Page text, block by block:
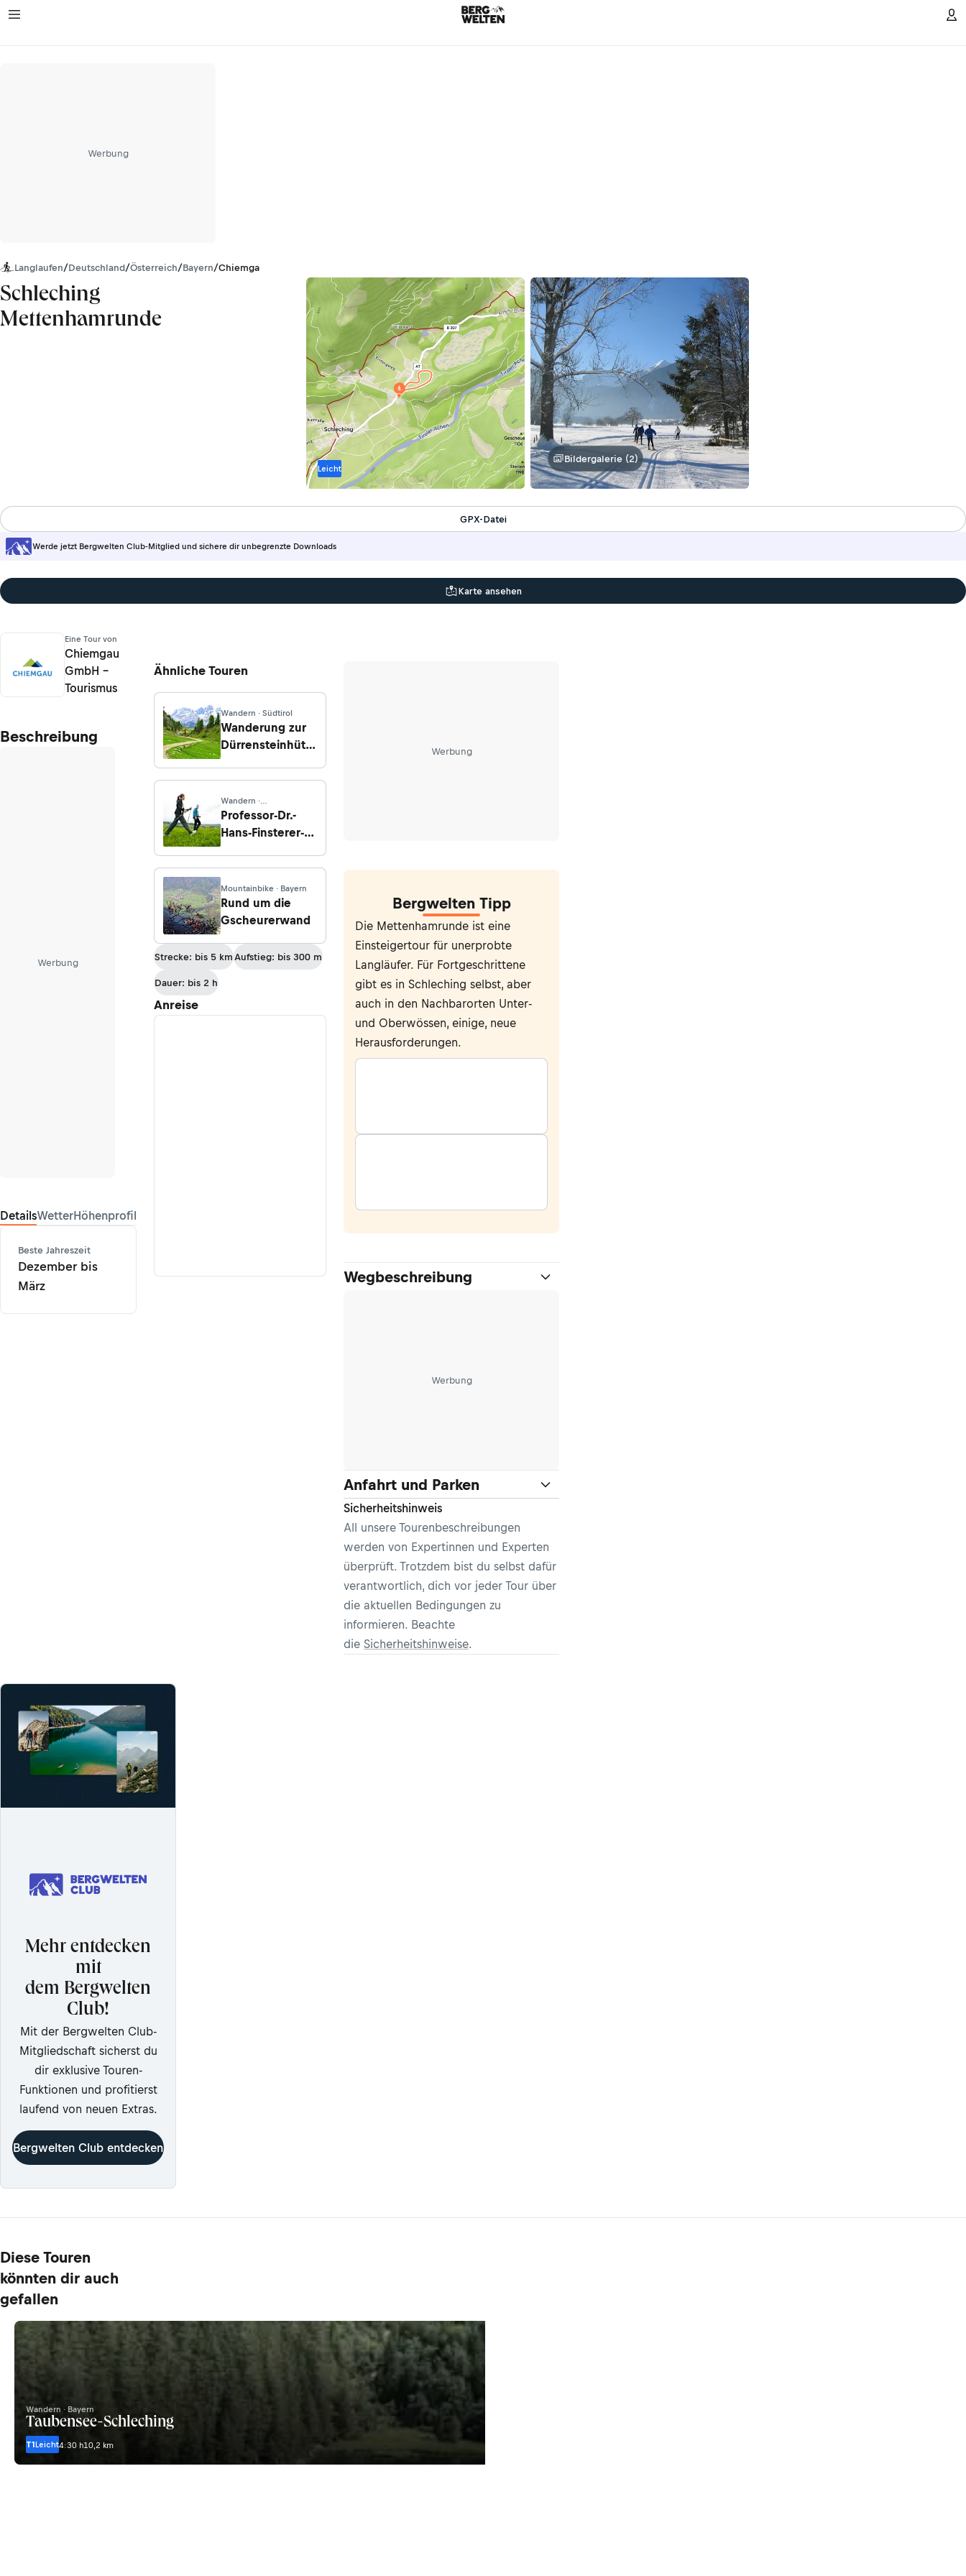
Werbung
Langlaufen/Deutschland/Österreich/Bayern/Chiemgauer Alpen
Schleching
Mettenhamrunde
Leicht
Bildergalerie (2)
Werde jetzt Bergwelten Club-Mitglied und sichere dir unbegrenzte Downloads
GPX-Datei
Karte ansehen
Eine Tour von
Chiemgau
GmbH –
Tourismus
Beschreibung
Werbung
DetailsWetterHöhenprofil
Beste Jahreszeit
Dezember bis
März
Ähnliche Touren
Wandern · Südtirol
Wanderung zur
Dürrensteinhütte
Plätzwiese
Wandern ·
Oberösterreich
Professor-Dr.-
Hans-Finsterer-
Mountainbike · Bayern
Rund um die
Gscheurerwand
Strecke: bis 5 km Aufstieg: bis 300 m
Dauer: bis 2 h
Anreise
Werbung
Bergwelten Tipp
Die Mettenhamrunde ist eine
Einsteigertour für unerprobte
Langläufer. Für Fortgeschrittene
gibt es in Schleching selbst, aber
auch in den Nachbarorten Unter-
und Oberwössen, einige, neue
Herausforderungen.
Wegbeschreibung
Werbung
Anfahrt und Parken
Sicherheitshinweis
All unsere Tourenbeschreibungen
werden von Expertinnen und Experten
überprüft. Trotzdem bist du selbst dafür
verantwortlich, dich vor jeder Tour über
die aktuellen Bedingungen zu
informieren. Beachte
die Sicherheitshinweise.
Mehr entdecken
mit
dem Bergwelten
Club!
Mit der Bergwelten Club-
Mitgliedschaft sicherst du
dir exklusive Touren-
Funktionen und profitierst
laufend von neuen Extras.
Bergwelten Club entdecken
Diese Touren
könnten dir auch
gefallen
Wandern · Bayern
Taubensee-Schleching
T1Leicht4:30 h10,2 km